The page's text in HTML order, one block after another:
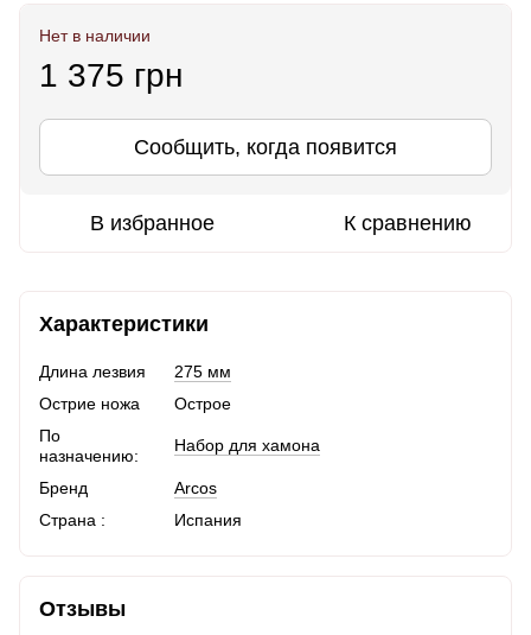
Нет в наличии
1 375 грн
Сообщить, когда появится
В избранное К сравнению
Характеристики
Длина лезвия
275 мм
Острие ножа
Острое
По
назначению:
Набор для хамона
Бренд
Arcos
Страна :
Испания
Отзывы